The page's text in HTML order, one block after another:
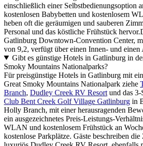
einschließlich einer Selbstbedienungsoption
kostenlosen Babybetten und kostenlosem
heben oft die geräumigen und sauberen
Personal und das köstliche Frühstück
Gatlinburg Downtown-Convention Center,
von 9,2, verfügt über einen Innen- und einen
Gibt es günstige Hotels in Gatlinburg in
Smoky Mountains Nationalparks?
Für preisgünstige Hotels in Gatlinburg mit
Great Smoky Mountains Nationalpark ziehe
Branch, Dudley Creek RV Resort und das 3-
Club Bent Creek Golf Village Gatlinburg in
Holly Branch, mit einer herausragenden
ein ausgezeichnetes Preis-Leistungs-
WLAN und kostenlosem Frühstück an
kostenlose Parkplätze. Gäste beschreiben